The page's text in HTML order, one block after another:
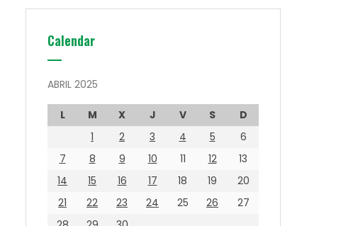
Calendar
ABRIL 2025
L M X J V S
D
1
2 3 4 5
6
7
8 9 10 11 12
13
14
15 16 17 18 19
20
21
22 23 24 25 26
27